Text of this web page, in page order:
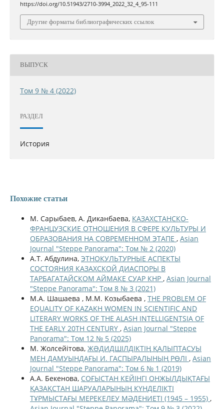
https://doi.org/10.51943/2710-3994_2022_32_4_95-111
Другие форматы библиографических ссылок
ВЫПУСК
Том 9 № 4 (2022)
РАЗДЕЛ
История
Похожие статьи
М. Сарыбаев, А. Диканбаева, КАЗАХСТАНСКО-
ФРАНЦУЗСКИЕ ОТНОШЕНИЯ В СФЕРЕ КУЛЬТУРЫ И
ОБРАЗОВАНИЯ НА СОВРЕМЕННОМ ЭТАПЕ , Asian
Journal "Steppe Panorama": Том № 2 (2020)
А.Т. Абдулина, ЭТНОКУЛЬТУРНЫЕ АСПЕКТЫ
СОСТОЯНИЯ КАЗАХСКОЙ ДИАСПОРЫ В
ТАРБАГАТАЙСКОМ АЙМАКЕ СУАР КНР , Asian Journal
"Steppe Panorama": Том 8 № 3 (2021)
М.А. Шашаева , М.М. Козыбаева , THE PROBLEM OF
EQUALITY OF KAZAKH WOMEN IN SCIENTIFIC AND
LITERARY WORKS OF THE ALASH INTELLIGENTSIA OF
THE EARLY 20TH CENTURY , Asian Journal "Steppe
Panorama": Том 12 № 5 (2025)
М. Жолсейітова, ЖƏДИДШІЛДІКТІҢ ҚАЛЫПТАСУЫ
МЕН ДАМУЫНДАҒЫ И. ГАСПЫРАЛЫНЫҢ РӨЛІ , Asian
Journal "Steppe Panorama": Том 6 № 1 (2019)
А.А. Бекенова, СОҒЫСТАН КЕЙІНГІ ОНЖЫЛДЫҚТАҒЫ
ҚАЗАҚСТАН ШАРУАЛАРЫНЫҢ КҮНДЕЛІКТІ
ТҰРМЫСТАҒЫ МЕРЕКЕЛЕУ МӘДЕНИЕТІ (1945 – 1955) ,